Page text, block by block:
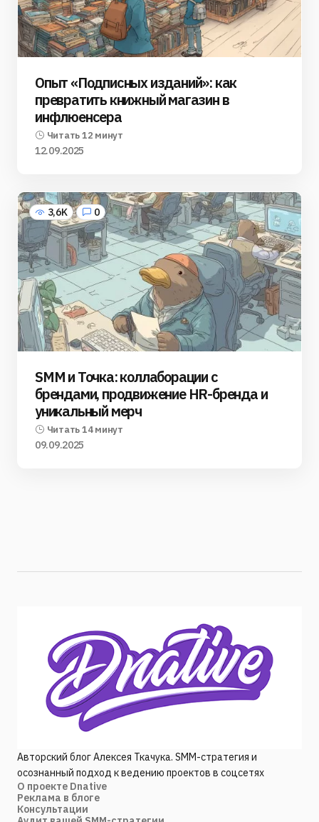
Опыт «Подписных изданий»: как
превратить книжный магазин в
инфлюенсера
Читать 12 минут
12.09.2025
3,6K 0
SMM и Точка: коллаборации с
брендами, продвижение HR-бренда и
уникальный мерч
Читать 14 минут
09.09.2025
Авторский блог Алексея Ткачука. SMM-стратегия и
осознанный подход к ведению проектов в соцсетях
О проекте Dnative
Реклама в блоге
Консультации